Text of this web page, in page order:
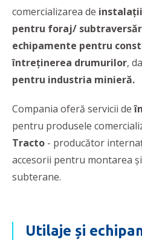
comercializarea de
pentru foraj/
echipamente pentru
întreținerea drumurilor,
pentru industria minieră.
Compania oferă servicii de
pentru produsele
Tracto - producător
accesorii pentru montarea
subterane.
Utilaje și